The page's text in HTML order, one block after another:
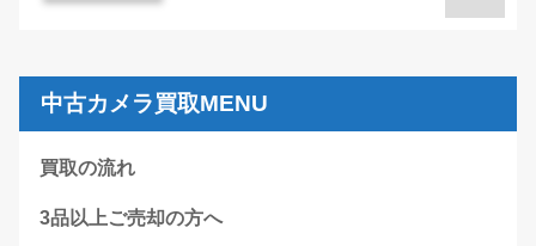
中古カメラ買取MENU
買取の流れ
3品以上ご売却の方へ